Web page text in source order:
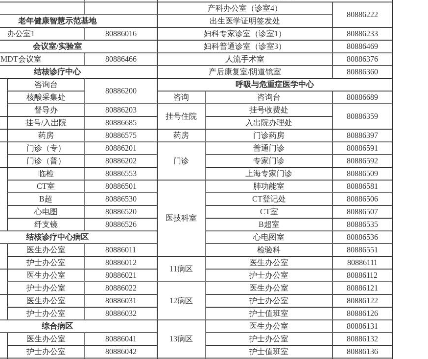
产科办公室（诊室4）
80886222
老年健康智慧示范基地
出生医学证明签发处
办公室1
80886016 妇科专家诊室（诊室1）
80886233
会议室/实验室
妇科普通诊室（诊室3）
80886469
MDT会议室
80886466 人流手术室
80886376
结核诊疗中心
产后康复室/阴道镜室 80886360
咨询台
80886200
呼吸与危重症医学中心
核酸采集处
咨询 咨询台
80886689
督导办
80886203
挂号住院
挂号收费处
80886359
挂号/入岀院 80886685
入出院办理处
药房 80886575 药房 门诊药房 80886397
门诊（专）
80886201
门诊
普通门诊
80886591
门诊（普）
80886202 专家门诊 80886592
临检 80886553 上海专家门诊
80886509
CT室
80886501
医技科室
肺功能室
80886581
B超
80886530 CT登记处
80886506
心电图
80886520 CT室
80886507
纤支镜
80886526 B超室
80886535
结核诊疗中心病区
心电图室 80886536
医生办公室 80886011 检验科
80886551
护士办公室
80886012
11病区
医生办公室 80886111
医生办公室 80886021 护士办公室
80886112
护士办公室
80886022
12病区
医生办公室 80886121
医生办公室 80886031 护士办公室
80886122
护士办公室
80886032 护士值班室
80886126
综合病区
13病区
医生办公室 80886131
医生办公室 80886041 护士办公室
80886132
护士办公室
80886042 护士值班室 80886136